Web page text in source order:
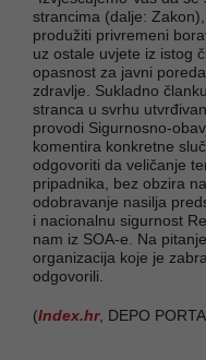
strancima (dalje:
produžiti privremeni
uz ostale uvjete iz istog
opasnost za javni
zdravlje. Sukladno
stranca u svrhu
provodi Sigurnosno-
komentira konkretne
odgovoriti da veličanje
pripadnika, bez obzira
odobravanje nasilja
i nacionalnu sigurnost
nam iz SOA-e. Na
organizacija koje je
odgovorili.
(Index.hr, DEPO